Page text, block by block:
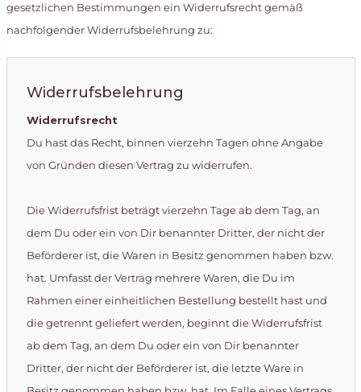
gesetzlichen Bestimmungen ein Widerrufsrecht gemäß
nachfolgender Widerrufsbelehrung zu:
Widerrufsbelehrung
Widerrufsrecht
Du hast das Recht, binnen vierzehn Tagen ohne Angabe
von Gründen diesen Vertrag zu widerrufen.
Die Widerrufsfrist beträgt vierzehn Tage ab dem Tag, an
dem Du oder ein von Dir benannter Dritter, der nicht der
Beförderer ist, die Waren in Besitz genommen haben bzw.
hat. Umfasst der Vertrag mehrere Waren, die Du im
Rahmen einer einheitlichen Bestellung bestellt hast und
die getrennt geliefert werden, beginnt die Widerrufsfrist
ab dem Tag, an dem Du oder ein von Dir benannter
Dritter, der nicht der Beförderer ist, die letzte Ware in